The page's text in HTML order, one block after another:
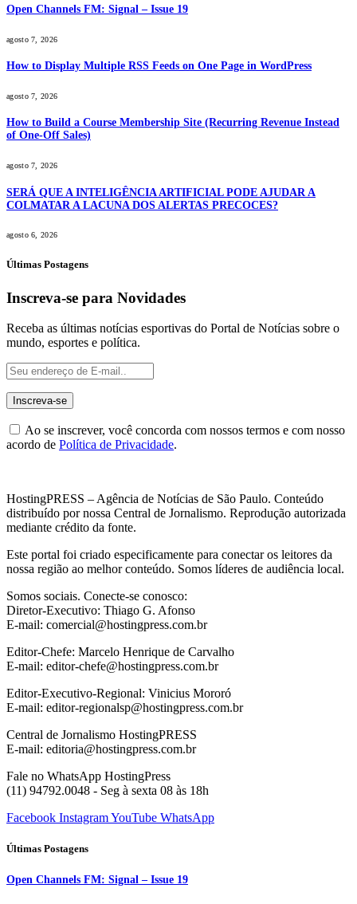
Open Channels FM: Signal – Issue 19
agosto 7, 2026
How to Display Multiple RSS Feeds on One Page in WordPress
agosto 7, 2026
How to Build a Course Membership Site (Recurring Revenue Instead
of One-Off Sales)
agosto 7, 2026
SERÁ QUE A INTELIGÊNCIA ARTIFICIAL PODE AJUDAR A
COLMATAR A LACUNA DOS ALERTAS PRECOCES?
agosto 6, 2026
Últimas Postagens
Inscreva-se para Novidades
Receba as últimas notícias esportivas do Portal de Notícias sobre o
mundo, esportes e política.
Ao se inscrever, você concorda com nossos termos e com nosso
acordo de Política de Privacidade.
HostingPRESS – Agência de Notícias de São Paulo. Conteúdo
distribuído por nossa Central de Jornalismo. Reprodução autorizada
mediante crédito da fonte.
Este portal foi criado especificamente para conectar os leitores da
nossa região ao melhor conteúdo. Somos líderes de audiência local.
Somos sociais. Conecte-se conosco:
Diretor-Executivo: Thiago G. Afonso
E-mail: comercial@hostingpress.com.br
Editor-Chefe: Marcelo Henrique de Carvalho
E-mail: editor-chefe@hostingpress.com.br
Editor-Executivo-Regional: Vinicius Mororó
E-mail: editor-regionalsp@hostingpress.com.br
Central de Jornalismo HostingPRESS
E-mail: editoria@hostingpress.com.br
Fale no WhatsApp HostingPress
(11) 94792.0048 - Seg à sexta 08 às 18h
Facebook InstagramYouTube WhatsApp
Últimas Postagens
Open Channels FM: Signal – Issue 19